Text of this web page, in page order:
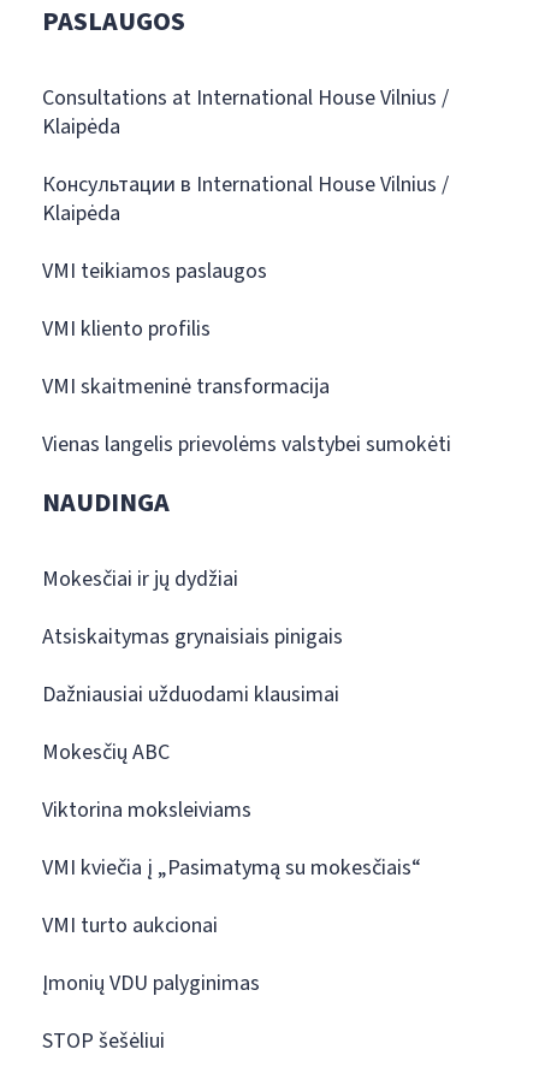
PASLAUGOS
Consultations at International House Vilnius /
Klaipėda
Консультации в International House Vilnius /
Klaipėda
VMI teikiamos paslaugos
VMI kliento profilis
VMI skaitmeninė transformacija
Vienas langelis prievolėms valstybei sumokėti
NAUDINGA
Mokesčiai ir jų dydžiai
Atsiskaitymas grynaisiais pinigais
Dažniausiai užduodami klausimai
Mokesčių ABC
Viktorina moksleiviams
VMI kviečia į „Pasimatymą su mokesčiais“
VMI turto aukcionai
Įmonių VDU palyginimas
STOP šešėliui